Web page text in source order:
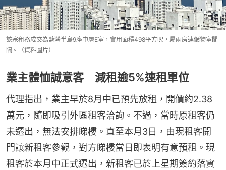
該宗租務成交為藍灣半島9座中層E室，實用面積498平方呎，屬兩房連儲物室間
隔。（資料圖片）
業主體恤誠意客 減租逾5%速租單位
代理指出，業主早於8月中已預先放租，開價約2.38
萬元，隨即吸引外區租客洽詢。不過，當時原租客仍
未遷出，無法安排睇樓。直至本月3日，由現租客開
門讓新租客參觀，對方睇樓當日即表明有意預租。現
租客於本月中正式遷出，新租客已於上星期簽約落實